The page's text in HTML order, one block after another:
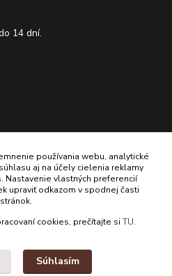
14 dní.
používania webu, analytické
aj na účely cielenia reklamy
Nastavenie vlastných preferencií
upraviť odkazom v spodnej časti
stránok.
cookies, prečítajte siTU.
Súhlasím